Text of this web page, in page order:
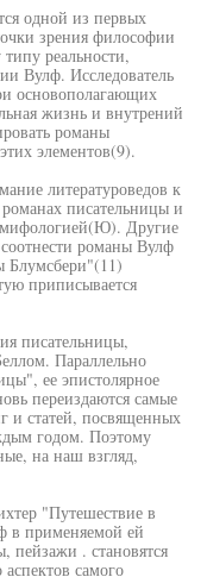
одной из первых
зрения философии
реальности,
Вулф. Исследователь
основополагающих
жизнь и внутрений
романы
элементов(9).
литературоведов к
писательницы и
мифологией(Ю). Другие
романы Вулф
Блумсбери"(11)
приписывается
писательницы,
Параллельно
ее эпистолярное
переиздаются самые
и статей, посвященных
годом. Поэтому
на наш взгляд,
"Путешествие в
в применяемой ей
пейзажи . становятся
самого